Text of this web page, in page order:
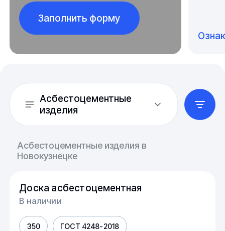
Заполнить форму
Асбестоцементные
изделия
Асбестоцементные изделия в
Новокузнецке
Доска асбестоцементная
В наличии
350 ГОСТ 4248-2018